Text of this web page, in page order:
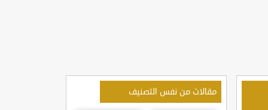
مقالات من نفس التصنيف